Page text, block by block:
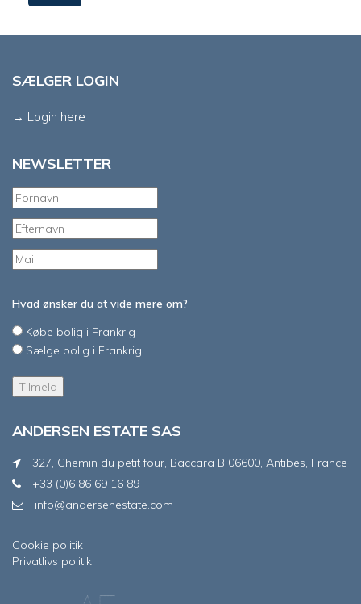
SÆLGER LOGIN
→ Login here
NEWSLETTER
Hvad ønsker du at vide mere om?
Købe bolig i Frankrig
Sælge bolig i Frankrig
ANDERSEN ESTATE SAS
327, Chemin du petit four, Baccara B 06600, Antibes, France
+33 (0)6 86 69 16 89
info@andersenestate.com
Cookie politik
Privatlivs politik